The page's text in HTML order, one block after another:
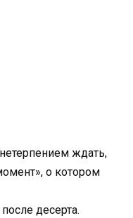
ждать,
о котором
десерта.